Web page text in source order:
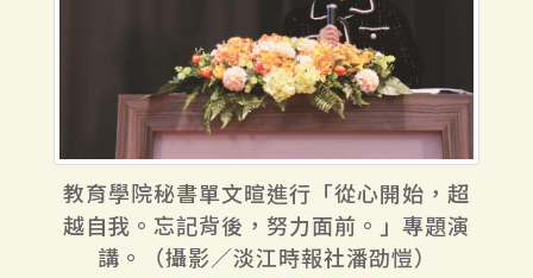
教育學院秘書單文暄進行「從心開始，超
越自我。忘記背後，努力面前。」專題演
講。（攝影／淡江時報社潘劭愷）